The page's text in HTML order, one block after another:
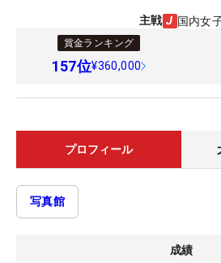
主戦 国内女
賞金ランキング
157位¥360,000
プロフィール
写真館
成績